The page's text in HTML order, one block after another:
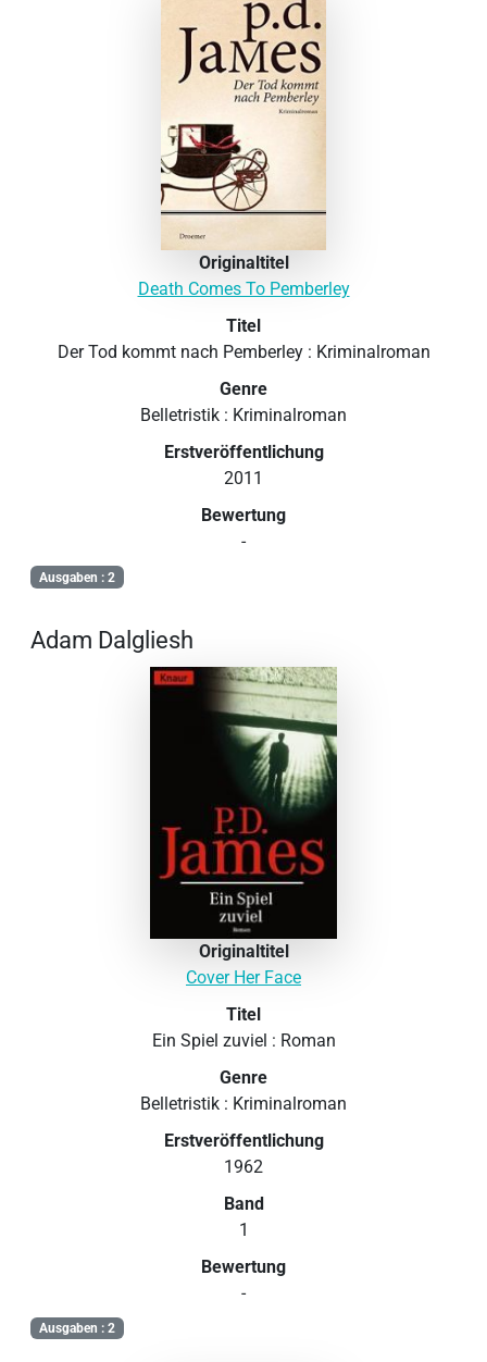
Originaltitel
Death Comes To Pemberley
Titel
Der Tod kommt nach Pemberley : Kriminalroman
Genre
Belletristik : Kriminalroman
Erstveröffentlichung
2011
Bewertung
-
Ausgaben : 2
Adam Dalgliesh
Originaltitel
Cover Her Face
Titel
Ein Spiel zuviel : Roman
Genre
Belletristik : Kriminalroman
Erstveröffentlichung
1962
Band
1
Bewertung
-
Ausgaben : 2